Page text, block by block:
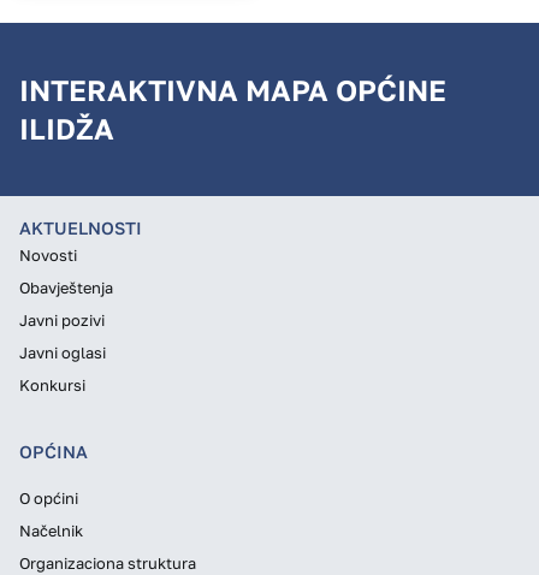
INTERAKTIVNA MAPA OPĆINE
ILIDŽA
AKTUELNOSTI
Novosti
Obavještenja
Javni pozivi
Javni oglasi
Konkursi
OPĆINA
O općini
Načelnik
Organizaciona struktura